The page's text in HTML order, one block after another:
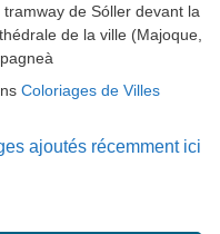
tramway de Sóller devant la
de la ville (Majoque,
Coloriages de Villes
ajoutés récemment ici